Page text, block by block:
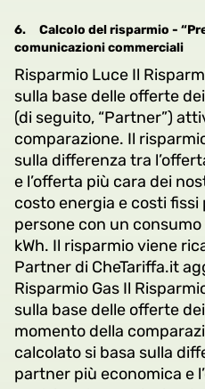
6.
Calcolo del risparmio -
comunicazioni commerciali
Risparmio Luce Il
sulla base delle offerte
(di seguito, “Partner”)
comparazione. Il
sulla differenza tra
e l’offerta più cara dei
costo energia e costi
persone con un
kWh. Il risparmio viene
Partner di CheTariffa.it
Risparmio Gas Il
sulla base delle offerte
momento della
calcolato si basa sulla
partner più economica e